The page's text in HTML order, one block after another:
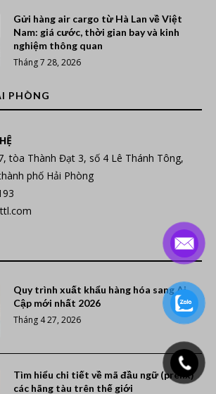
Gửi hàng air cargo từ Hà Lan về Việt
Nam: giá cước, thời gian bay và kinh
nghiệm thông quan
Tháng 7 28, 2026
PHÒNG
tòa Thành Đạt 3, số 4 Lê Thánh Tông,
phố Hải Phòng
Quy trình xuất khẩu hàng hóa sang Ai
Cập mới nhất 2026
Tháng 4 27, 2026
Tìm hiểu chi tiết về mã đầu ngữ (prefix)
các hãng tàu trên thế giới